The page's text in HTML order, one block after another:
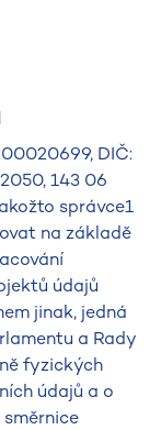
DIČ:
143 06
správce1
na základě
údajů
jinak, jedná
a Rady
fyzických
údajů a o